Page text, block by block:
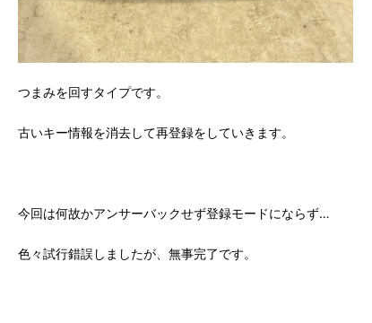
つまみを回すタイプです。
古いキー情報を消去して再登録をしていきます。
今回は何故かアンサーバックせず登録モードにならず…
色々試行錯誤しましたが、無事完了です。